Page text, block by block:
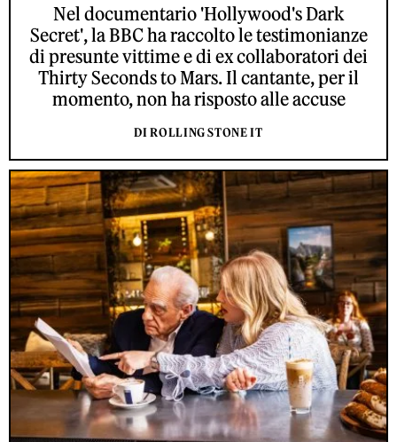
Nel documentario 'Hollywood's Dark
Secret', la BBC ha raccolto le testimonianze
di presunte vittime e di ex collaboratori dei
Thirty Seconds to Mars. Il cantante, per il
momento, non ha risposto alle accuse
DI ROLLING STONE IT